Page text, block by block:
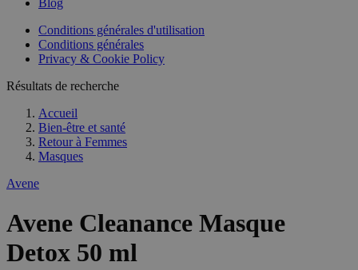
Blog
Conditions générales d'utilisation
Conditions générales
Privacy & Cookie Policy
Résultats de recherche
Accueil
Bien-être et santé
Retour à Femmes
Masques
Avene
Avene Cleanance Masque
Detox 50 ml